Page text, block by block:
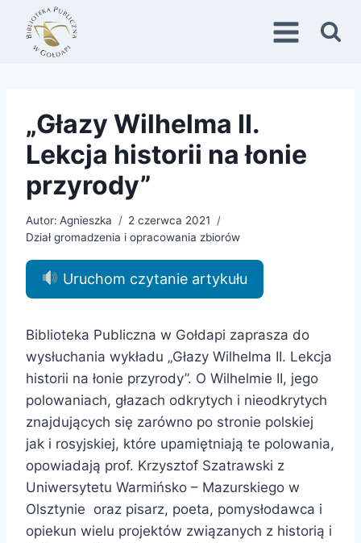
Przejdź
treści
„Głazy Wilhelma II.
Lekcja historii na łonie
przyrody”
Autor: Agnieszka
2 czerwca 2021
Dział gromadzenia i opracowania zbiorów
Uruchom czytanie artykułu
Biblioteka Publiczna w Gołdapi zaprasza do
wysłuchania wykładu „Głazy Wilhelma II. Lekcja
historii na łonie przyrody”. O Wilhelmie II, jego
polowaniach, głazach odkrytych i nieodkrytych
znajdujących się zarówno po stronie polskiej
jak i rosyjskiej, które upamiętniają te polowania,
opowiadają prof. Krzysztof Szatrawski z
Uniwersytetu Warmińsko – Mazurskiego w
Olsztynie oraz pisarz, poeta, pomysłodawca i
opiekun wielu projektów związanych z historią i